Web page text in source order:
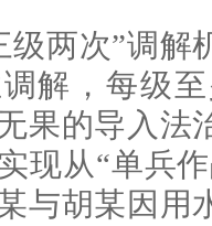
级两次”调解
解，每级
果的导入法
现从“单兵
与胡某因用